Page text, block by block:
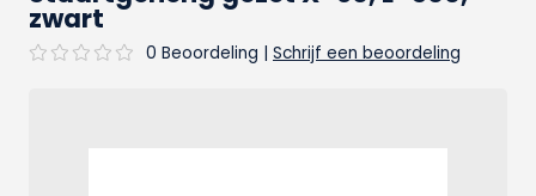
zwart
0 Beoordeling | Schrijf een beoordeling